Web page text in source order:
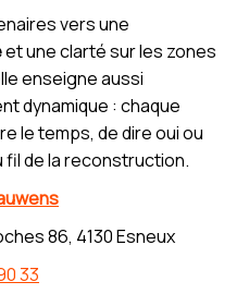
vers une
et une clarté sur les zones
enseigne aussi
dynamique : chaque
le temps, de dire oui ou
fil de la reconstruction.
86, 4130 Esneux
33